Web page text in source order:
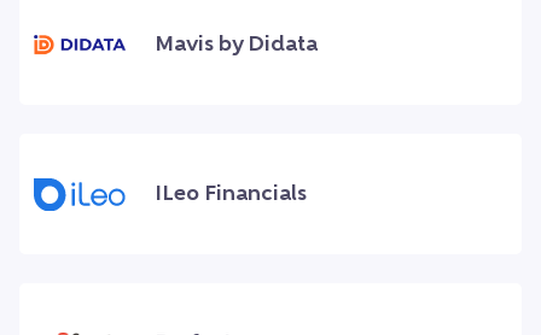
Mavis by Didata
ILeo Financials